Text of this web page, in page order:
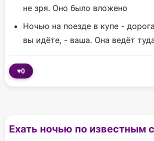
не зря. Оно было вложено
Ночью на поезде в купе -
вы идёте, - ваша. Она ведёт
♥0
Ехать ночью по известным